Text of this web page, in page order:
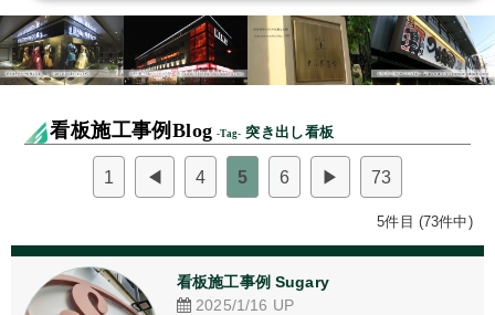
看板施工ブログ
よくある質問
京都市新景観条例
看板Before After
看板デザイン
看板施工事例Blog -Tag- 突き出し看板
1 ◀ 4 5 6 ▶ 73
5件目 (73件中)
看板施工事例 Sugary
2025/1/16 UP